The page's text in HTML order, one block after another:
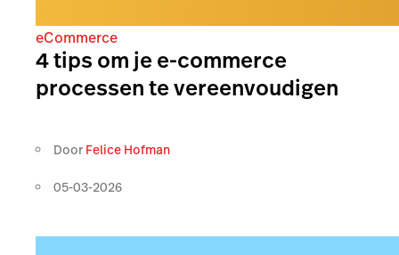
eCommerce
4 tips om je e-commerce
processen te vereenvoudigen
Door Felice Hofman
05-03-2026